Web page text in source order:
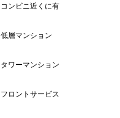
コンビニ近くに有
低層マンション
タワーマンション
フロントサービス